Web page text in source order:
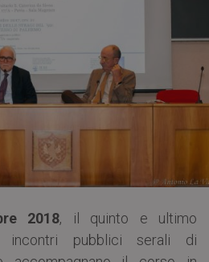
2018, il quinto e ultimo
incontri pubblici serali di